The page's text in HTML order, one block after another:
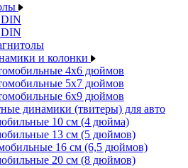
и колонки
4x6 дюймов
5x7 дюймов
6x9 дюймов
динамики (твитеры) для авто
10 см (4 дюйма)
13 см (5 дюймов)
16 см (6,5 дюймов)
20 см (8 дюймов)